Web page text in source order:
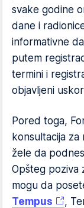
svake godine
dane i
informativne
putem
termini i
objavljeni
Pored toga,
konsultacija za
žele da
Opšteg poziva
mogu da
Tempus
,